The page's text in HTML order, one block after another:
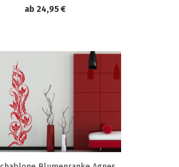
ab 24,95 €